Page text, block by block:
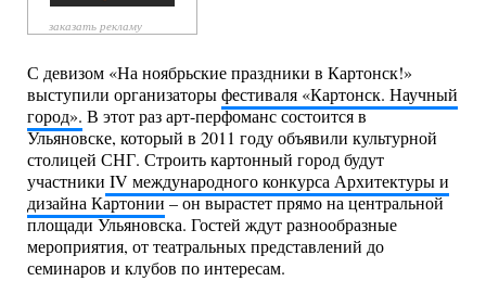
заказать рекламу
С девизом «На ноябрьские праздники в Картонск!»
выступили организаторыфестиваля «Картонск. Научный
город». В этот раз арт-перфоманс состоится в
Ульяновске, который в 2011 году объявили культурной
столицей СНГ. Строить картонный город будут
участники IV международного конкурса Архитектуры и
дизайна Картонии– он вырастет прямо на центральной
площади Ульяновска. Гостей ждут разнообразные
мероприятия, от театральных представлений до
семинаров и клубов по интересам.